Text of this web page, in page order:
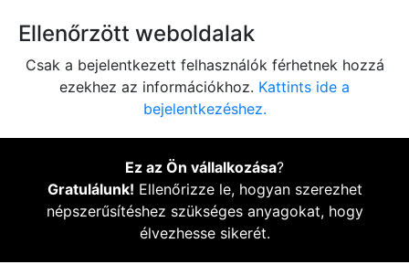
Ellenőrzött weboldalak
Csak a bejelentkezett felhasználók férhetnek hozzá
ezekhez az információkhoz. Kattints ide a
bejelentkezéshez.
Ez az Ön vállalkozása?
Gratulálunk! Ellenőrizze le, hogyan szerezhet
népszerűsítéshez szükséges anyagokat, hogy
élvezhesse sikerét.